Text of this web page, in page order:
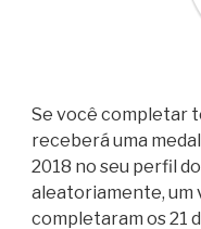
Se você completar
receberá uma
2018 no seu perfil
aleatoriamente, um
completaram os 21